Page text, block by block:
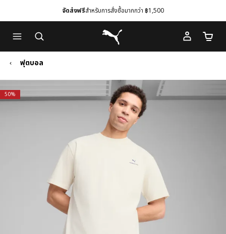
to
Main
content
to
Footer
Content
จัดส่งฟรีสำหรับการสั่งซื้อมากกว่า ฿1,500
Puma โฮม
จำนว
ฟุตบอล
50%